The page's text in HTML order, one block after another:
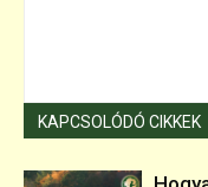
KAPCSOLÓDÓ CIKKEK